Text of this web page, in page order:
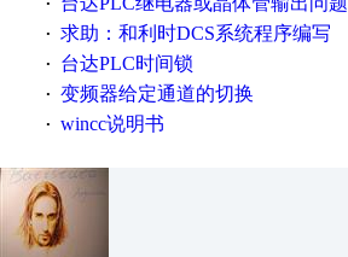
·
· 求助：和利时DCS系统程序编写
· 台达PLC时间锁
· 变频器给定通道的切换
· wincc说明书